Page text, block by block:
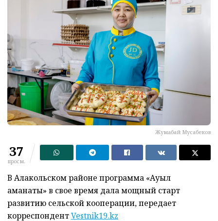
Жумабай Мусабеков
37
просм.
В Алакольском районе программа «Ауыл
аманаты» в свое время дала мощный старт
развитию сельской кооперации, передает
корреспондентVestnik19.kz